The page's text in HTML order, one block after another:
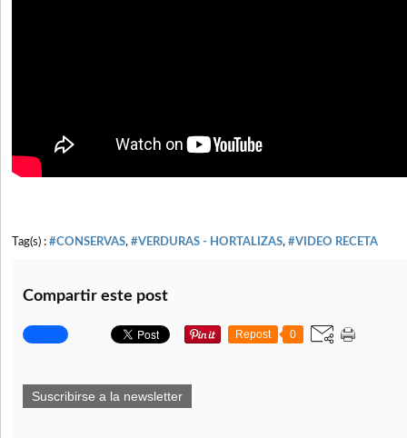
Tag(s) : #CONSERVAS, #VERDURAS - HORTALIZAS, #VIDEO RECETA
Compartir este post
Repost 0
Suscribirse a la newsletter